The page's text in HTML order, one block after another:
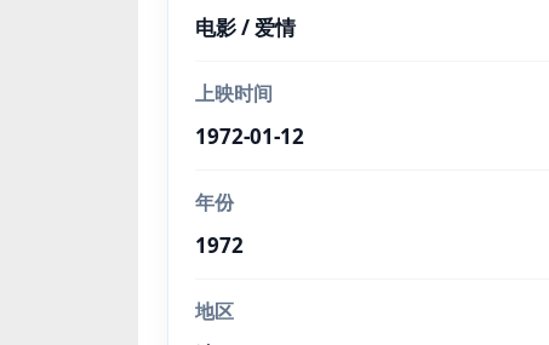
电影 / 爱情
上映时间
1972-01-12
年份
1972
地区